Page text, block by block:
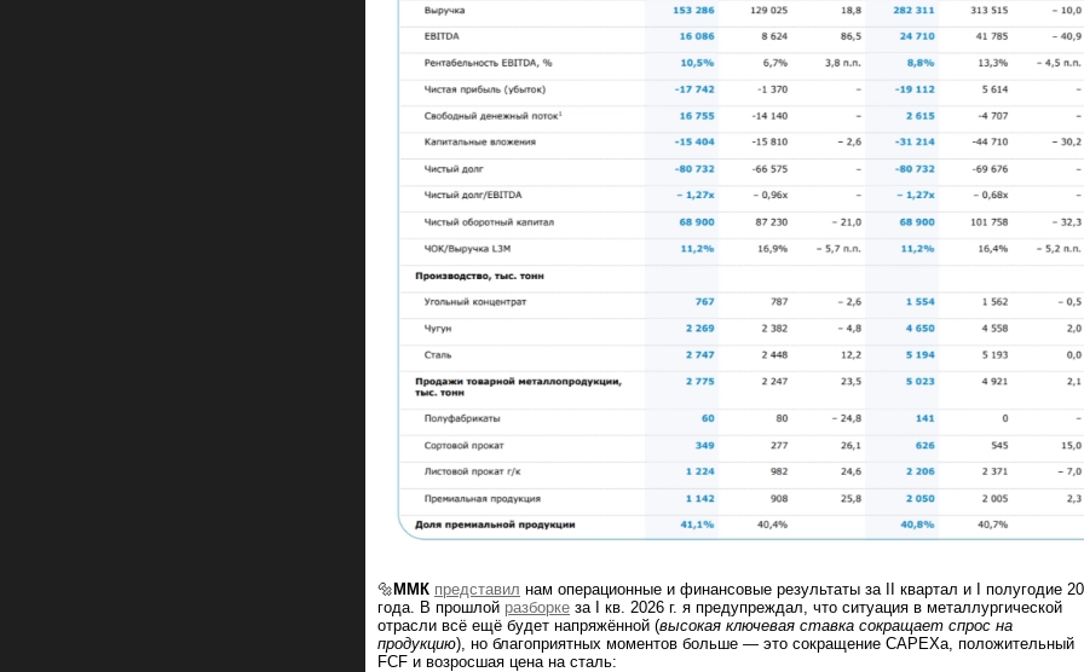
🔩ММК представил нам операционные и финансовые результаты за II квартал и I полугодие
года. В прошлой разборке за I кв. 2026 г. я предупреждал, что ситуация в металлургической
отрасли всё ещё будет напряжённой (высокая ключевая ставка сокращает спрос на
продукцию), но благоприятных моментов больше — это сокращение CAPEXa, положительный
FCF и возросшая цена на сталь: